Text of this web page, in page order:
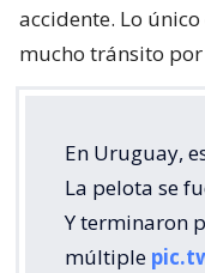
accidente. Lo
mucho tránsito
En Uruguay,
La pelota se
Y terminaron
múltiple